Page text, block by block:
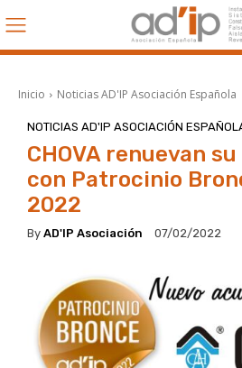
Inicio Noticias AD'IP Asociación Española
NOTICIAS AD'IP ASOCIACIÓN
CHOVA renuevan
con Patrocinio
2022
By AD'IP Asociación 07/02/2022